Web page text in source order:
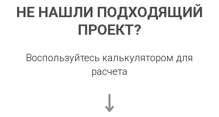
НЕ НАШЛИ ПОДХОДЯЩИЙ
ПРОЕКТ?
Воспользуйтесь калькулятором для
расчета